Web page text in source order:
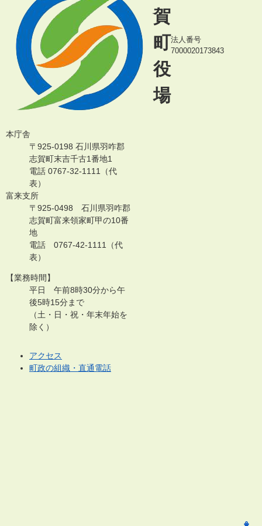
賀
町
役
場
法人番号
7000020173843
本庁舎
〒925-0198 石川県羽咋郡
志賀町末吉千古1番地1
電話 0767-32-1111（代
表）
富来支所
〒925-0498 石川県羽咋郡
志賀町富来領家町甲の10番
地
電話 0767-42-1111（代
表）
【業務時間】
平日 午前8時30分から午
後5時15分まで
（土・日・祝・年末年始を
除く）
アクセス
町政の組織・直通電話